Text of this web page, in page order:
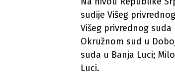
sudije Višeg
Višeg privrednog suda
Okružnom sud u
suda u Banja Luci;
Luci.